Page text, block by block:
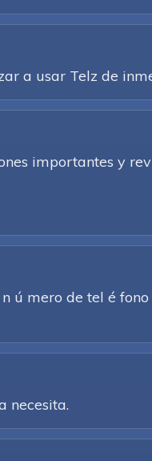
a usar Telz de
importantes y
ú mero de tel é
necesita.